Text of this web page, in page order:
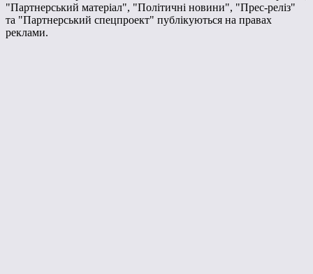
"Партнерський матеріал", "Політичні новини", "Прес-реліз"
та "Партнерський спецпроект" публікуються на правах
реклами.